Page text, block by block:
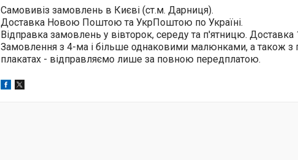
Самовивіз замовлень в Києві (ст.м. Дарниця).
Доставка Новою Поштою та УкрПоштою по Україні.
Відправка замовлень у вівторок, середу та п'ятницю. Доставка
Замовлення з 4-ма і більше однаковими малюнками, а також
плакатах - відправляємо лише за повною передплатою.